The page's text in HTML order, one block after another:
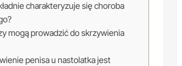
charakteryzuje się choroba
mogą prowadzić do skrzywienia
penisa u nastolatka jest